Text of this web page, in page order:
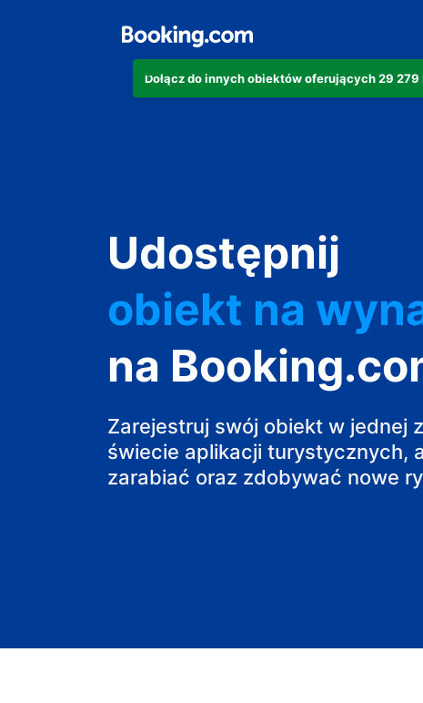
Dołącz do innych obiektów oferujących 29
Udostępnij
hotel
obiekt na
wakacyjny
pensjonat
obiekt B&B
na
Zarejestruj swój obiekt w jednej
świecie aplikacji turystycznych,
zarabiać oraz zdobywać nowe